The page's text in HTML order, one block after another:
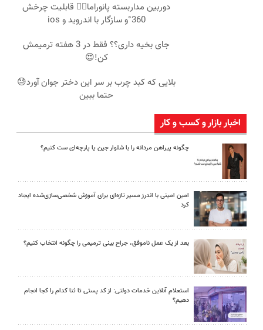
دوربین مداربسته پانوراما👈🏻 قابلیت چرخش
360°و سازگار با اندروید و ios
جای بخیه داری؟؟ فقط در 3 هفته ترمیمش
کن!😍
بلایی که کبد چرب بر سر این دختر جوان آورد😓
حتما ببین
اخبار بازار و کسب و کار
چگونه پیراهن مردانه را با شلوار جین یا پارچه‌ای ست کنیم؟
امین امینی با اندرز مسیر تازه‌ای برای آموزش شخصی‌سازی‌شده ایجاد
کرد
بعد از یک عمل ناموفق، جراح بینی ترمیمی را چگونه انتخاب کنیم؟
استعلام آنلاین خدمات دولتی: از کد پستی تا ثنا کدام را کجا انجام
دهیم؟